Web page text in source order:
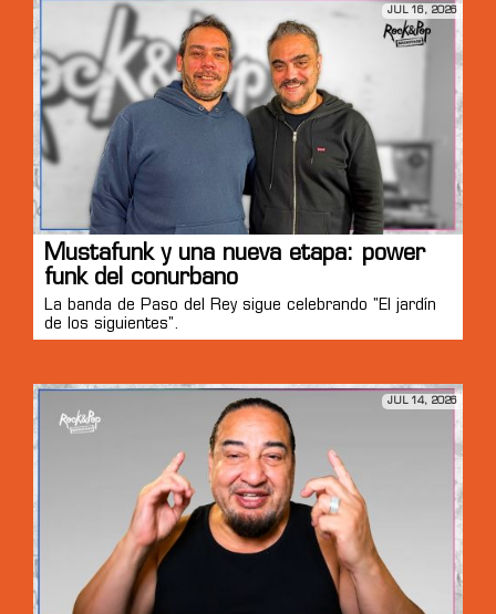
JUL 16, 2026
Mustafunk y una nueva etapa: power
funk del conurbano
La banda de Paso del Rey sigue celebrando "El jardín
de los siguientes".
JUL 14, 2026